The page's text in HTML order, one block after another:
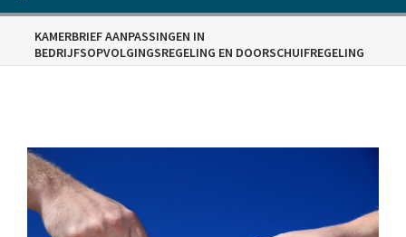
KAMERBRIEF AANPASSINGEN IN
BEDRIJFSOPVOLGINGSREGELING EN DOORSCHUIFREGELING